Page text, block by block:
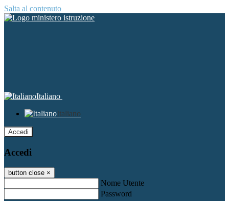
Salta al contenuto
Italiano
Italiano
Accedi
Accedi
button close ×
Nome Utente
Password